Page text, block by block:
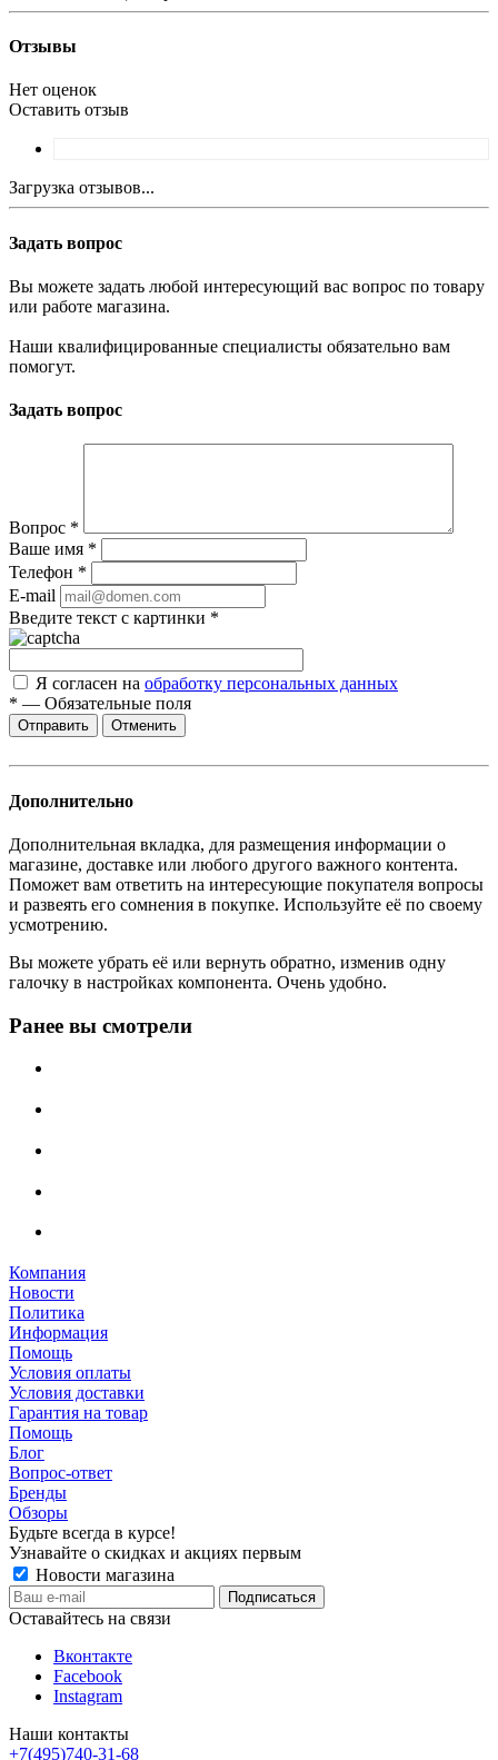
Отзывы
Нет оценок
Оставить отзыв
Загрузка отзывов...
Задать вопрос
Вы можете задать любой интересующий вас вопрос по товару
или работе магазина.
Наши квалифицированные специалисты обязательно вам
помогут.
Задать вопрос
Вопрос *
Ваше имя *
Телефон *
E-mail
Введите текст с картинки *
Я согласен на обработку персональных данных
* — Обязательные поля
Отменить
Дополнительно
Дополнительная вкладка, для размещения информации о
магазине, доставке или любого другого важного контента.
Поможет вам ответить на интересующие покупателя вопросы
и развеять его сомнения в покупке. Используйте её по своему
усмотрению.
Вы можете убрать её или вернуть обратно, изменив одну
галочку в настройках компонента. Очень удобно.
Ранее вы смотрели
Компания
Новости
Политика
Информация
Помощь
Условия оплаты
Условия доставки
Гарантия на товар
Помощь
Блог
Вопрос-ответ
Бренды
Обзоры
Будьте всегда в курсе!
Узнавайте о скидках и акциях первым
Новости магазина
Оставайтесь на связи
Вконтакте
Facebook
Instagram
Наши контакты
+7(495)740-31-68